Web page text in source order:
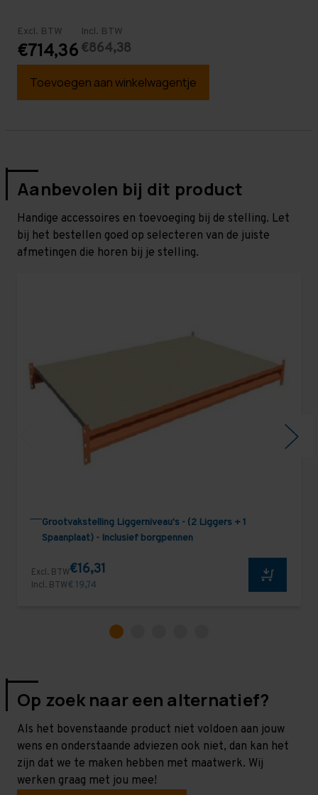
Excl. BTW
€714,36
Incl. BTW
€864,38
Toevoegen aan winkelwagentje
Aanbevolen bij dit product
Handige accessoires en toevoeging bij de stelling. Let
bij het bestellen goed op selecteren van de juiste
afmetingen die horen bij je stelling.
Grootvakstelling Liggerniveau's - (2 Liggers + 1
Spaanplaat) - Inclusief borgpennen
Excl. BTW€16,31
Incl. BTW€ 19,74
Op zoek naar een alternatief?
Als het bovenstaande product niet voldoen aan jouw
wens en onderstaande adviezen ook niet, dan kan het
zijn dat we te maken hebben met maatwerk. Wij
werken graag met jou mee!